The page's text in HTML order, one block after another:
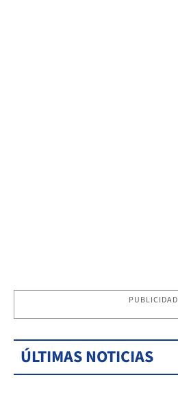
PUBLICIDAD
ÚLTIMAS NOTICIAS